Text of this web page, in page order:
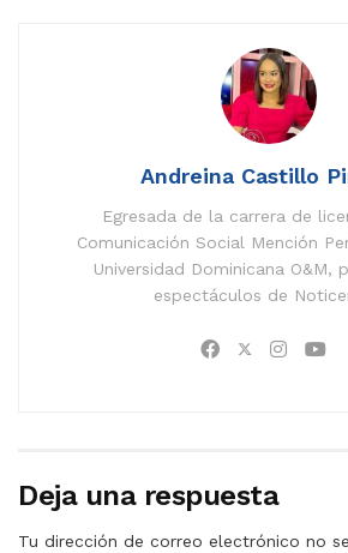
Andreina Castillo
Egresada de la carrera de
Comunicación Social Mención
Universidad Dominicana O&M,
espectáculos de
Deja una respuesta
Tu dirección de correo electrónico no